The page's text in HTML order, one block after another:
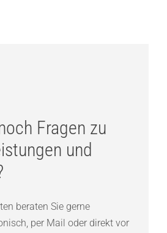
Fragen zu
und
beraten Sie gerne
per Mail oder direkt vor